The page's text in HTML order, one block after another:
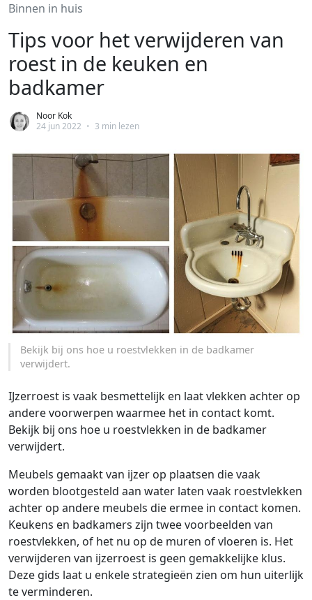
Binnen in huis
Tips voor het verwijderen van
roest in de keuken en
badkamer
Noor Kok
24 jun 2022 • 3 min lezen
Bekijk bij ons hoe u roestvlekken in de badkamer
verwijdert.
IJzerroest is vaak besmettelijk en laat vlekken achter op
andere voorwerpen waarmee het in contact komt.
Bekijk bij ons hoe u roestvlekken in de badkamer
verwijdert.
Meubels gemaakt van ijzer op plaatsen die vaak
worden blootgesteld aan water laten vaak roestvlekken
achter op andere meubels die ermee in contact komen.
Keukens en badkamers zijn twee voorbeelden van
roestvlekken, of het nu op de muren of vloeren is. Het
verwijderen van ijzerroest is geen gemakkelijke klus.
Deze gids laat u enkele strategieën zien om hun uiterlijk
te verminderen.